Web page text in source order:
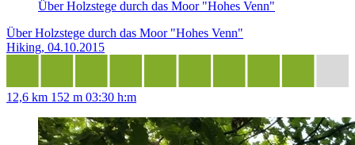
Über Holzstege durch das Moor "Hohes Venn"
Über Holzstege durch das Moor "Hohes Venn"
Hiking, 04.10.2015
12,6 km 152 m 03:30 h:m